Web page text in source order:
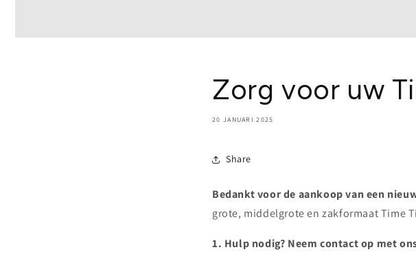
Zorg voor uw
20 JANUARI 2025
Share
Bedankt voor de aankoop van een
grote, middelgrote en zakformaat Time
1. Hulp nodig? Neem contact op met